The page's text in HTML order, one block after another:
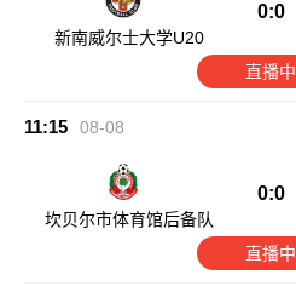
新南威尔士大学U20
0:0
直播中
11:15 08-08
坎贝尔市体育馆后备队
0:0
直播中